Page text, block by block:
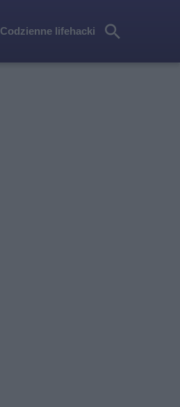
Codzienne lifehacki
kaj